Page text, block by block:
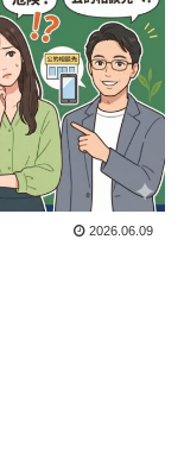
2026.06.09